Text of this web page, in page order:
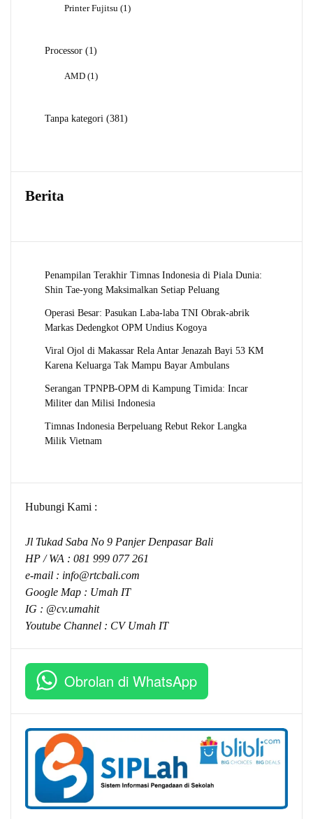
Printer Fujitsu
1 1
Processor 11
AMD 1 1
Tanpa kategori 381381
Berita
Penampilan Terakhir Timnas Indonesia di Piala Dunia:
Shin Tae-yong Maksimalkan Setiap Peluang
Operasi Besar: Pasukan Laba-laba TNI Obrak-abrik
Markas Dedengkot OPM Undius Kogoya
Viral Ojol di Makassar Rela Antar Jenazah Bayi 53 KM
Karena Keluarga Tak Mampu Bayar Ambulans
Serangan TPNPB-OPM di Kampung Timida: Incar
Militer dan Milisi Indonesia
Timnas Indonesia Berpeluang Rebut Rekor Langka
Milik Vietnam
Hubungi Kami :
Jl Tukad Saba No 9 Panjer Denpasar Bali
HP / WA : 081 999 077 261
e-mail : info@rtcbali.com
Google Map : Umah IT
IG : @cv.umahit
Youtube Channel : CV Umah IT
Obrolan di WhatsApp